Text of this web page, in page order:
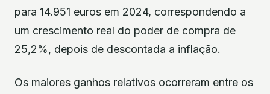
para 14.951 euros em 2024, correspondendo a
um crescimento real do poder de compra de
25,2%, depois de descontada a inflação.
Os maiores ganhos relativos ocorreram entre os